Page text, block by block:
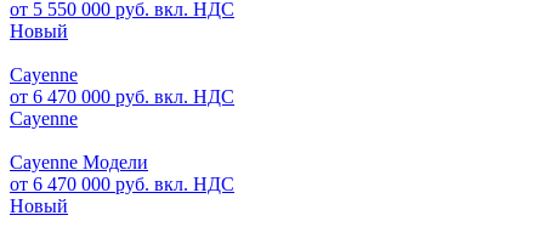
от 5 550 000 руб. вкл. НДС
Новый
Cayenne
от 6 470 000 руб. вкл. НДС
Cayenne
Cayenne Модели
от 6 470 000 руб. вкл. НДС
Новый